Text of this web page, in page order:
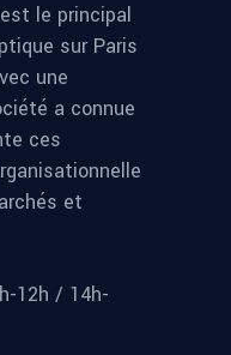
le principal
sur Paris
une
a connue
ces
et
12h / 14h-